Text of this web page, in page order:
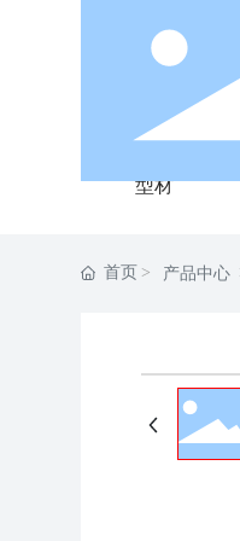
型材
首页 产品中心